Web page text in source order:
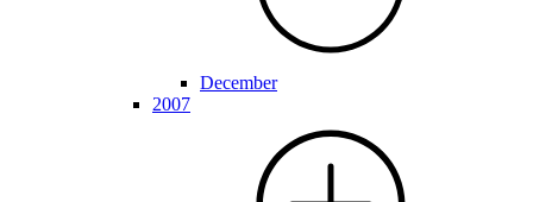
December
2007